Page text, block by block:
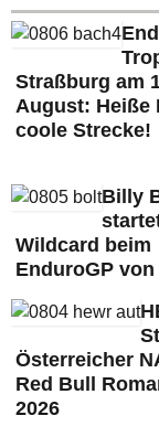
Straßburg am
August: Heiße
coole Strecke!
Billy
Wildcard beim
EnduroGP von
Österreicher
Red Bull
2026